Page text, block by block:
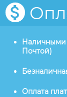
Наличными
Почтой)
Оплата